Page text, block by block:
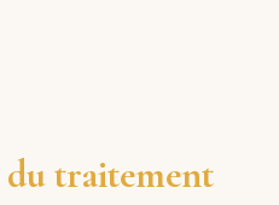
du traitement